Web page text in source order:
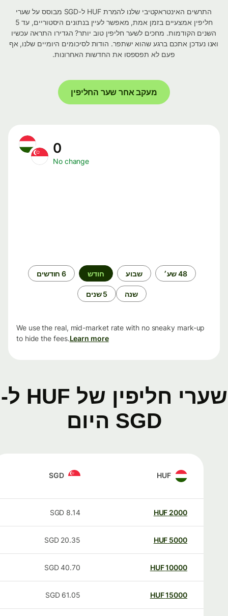
התרשים האינטראקטיבי שלנו להמרת HUF ל-SGD מבוסס על שערי
חליפין אמצעיים בזמן אמת, מאפשר לעיין בנתונים היסטוריים, עד 5
השנים הקודמות. מחכים לשער חליפין טוב יותר? הגדירו התראה עכשיו
ואנו נעדכן אתכם ברגע שהוא ישתפר. הודות לסיכומים היומיים שלנו, אף
פעם לא תפספסו את החדשות האחרונות.
מעקב אחר שער החליפין
No change
48 שע׳ שבוע חודש 6 חודשים
שנה 5 שנים
We use the real, mid-market rate with no sneaky mark-up
to hide the fees.Learn more
שערי חליפין של HUF ל-
SGD היום
HUF
SGD
2000
HUF
8.14
SGD
5000
HUF
20.35
SGD
10000
HUF
40.70
SGD
15000
HUF
61.05
SGD